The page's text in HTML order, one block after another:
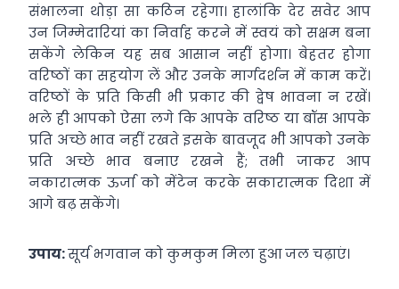
संभालना थोड़ा सा कठिन रहेगा। हालांकि देर सवेर आप
उन जिम्मेदारियां का निर्वाह करने में स्वयं को सक्षम बना
सकेंगे लेकिन यह सब आसान नहीं होगा। बेहतर होगा
वरिष्ठों का सहयोग लें और उनके मार्गदर्शन में काम करें।
वरिष्ठों के प्रति किसी भी प्रकार की द्वेष भावना न रखें।
भले ही आपको ऐसा लगे कि आपके वरिष्ठ या बॉस आपके
प्रति अच्छे भाव नहीं रखते इसके बावजूद भी आपको उनके
प्रति अच्छे भाव बनाए रखने हैं; तभी जाकर आप
नकारात्मक ऊर्जा को मेंटेन करके सकारात्मक दिशा में
आगे बढ़ सकेंगे।
उपाय:सूर्य भगवान को कुमकुम मिला हुआ जल चढ़ाएं।